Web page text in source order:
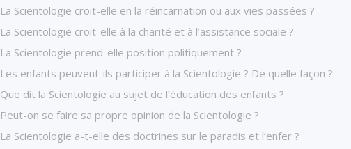
La Scientologie croit-elle en la réincarnation ou aux vies passées ?
La Scientologie croit-elle à la charité et à l’assistance sociale ?
La Scientologie prend-elle position politiquement ?
Les enfants peuvent-ils participer à la Scientologie ? De quelle façon ?
Que dit la Scientologie au sujet de l’éducation des enfants ?
Peut-on se faire sa propre opinion de la Scientologie ?
La Scientologie a-t-elle des doctrines sur le paradis et l’enfer ?